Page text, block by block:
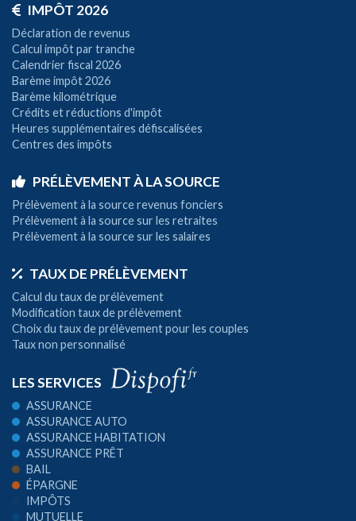
IMPÔT 2026
Déclaration de revenus
Calcul impôt par tranche
Calendrier fiscal 2026
Barème impôt 2026
Barème kilométrique
Crédits et réductions d'impôt
Heures supplémentaires défiscalisées
Centres des impôts
PRÉLÈVEMENT À LA SOURCE
Prélèvement à la source revenus fonciers
Prélèvement à la source sur les retraites
Prélèvement à la source sur les salaires
TAUX DE PRÉLÈVEMENT
Calcul du taux de prélèvement
Modification taux de prélèvement
Choix du taux de prélèvement pour les couples
Taux non personnalisé
LES SERVICES
ASSURANCE
ASSURANCE AUTO
ASSURANCE HABITATION
ASSURANCE PRÊT
BAIL
ÉPARGNE
IMPÔTS
MUTUELLE